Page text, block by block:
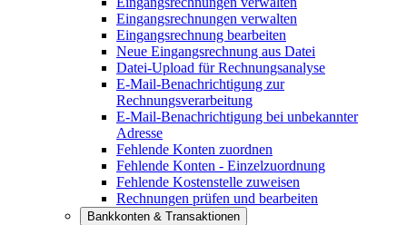
Eingangsrechnungen verwalten
Eingangsrechnung bearbeiten
Neue Eingangsrechnung aus Datei
Datei-Upload für Rechnungsanalyse
E-Mail-Benachrichtigung zur
Rechnungsverarbeitung
E-Mail-Benachrichtigung bei unbekannter
Adresse
Fehlende Konten zuordnen
Fehlende Konten - Einzelzuordnung
Fehlende Kostenstelle zuweisen
Rechnungen prüfen und bearbeiten
Bankkonten & Transaktionen